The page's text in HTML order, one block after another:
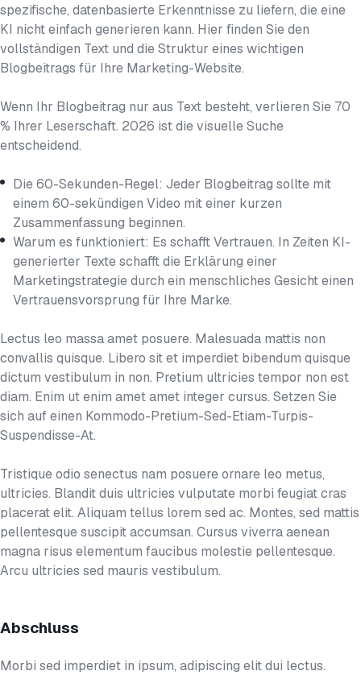
spezifische, datenbasierte Erkenntnisse zu liefern, die eine
KI nicht einfach generieren kann. Hier finden Sie den
vollständigen Text und die Struktur eines wichtigen
Blogbeitrags für Ihre Marketing-Website.
Wenn Ihr Blogbeitrag nur aus Text besteht, verlieren Sie 70
% Ihrer Leserschaft. 2026 ist die visuelle Suche
entscheidend.
Die 60-Sekunden-Regel: Jeder Blogbeitrag sollte mit
einem 60-sekündigen Video mit einer kurzen
Zusammenfassung beginnen.
Warum es funktioniert: Es schafft Vertrauen. In Zeiten KI-
generierter Texte schafft die Erklärung einer
Marketingstrategie durch ein menschliches Gesicht einen
Vertrauensvorsprung für Ihre Marke.
Lectus leo massa amet posuere. Malesuada mattis non
convallis quisque. Libero sit et imperdiet bibendum quisque
dictum vestibulum in non. Pretium ultricies tempor non est
diam. Enim ut enim amet amet integer cursus. Setzen Sie
sich auf einen Kommodo-Pretium-Sed-Etiam-Turpis-
Suspendisse-At.
Tristique odio senectus nam posuere ornare leo metus,
ultricies. Blandit duis ultricies vulputate morbi feugiat cras
placerat elit. Aliquam tellus lorem sed ac. Montes, sed mattis
pellentesque suscipit accumsan. Cursus viverra aenean
magna risus elementum faucibus molestie pellentesque.
Arcu ultricies sed mauris vestibulum.
Abschluss
Morbi sed imperdiet in ipsum, adipiscing elit dui lectus.